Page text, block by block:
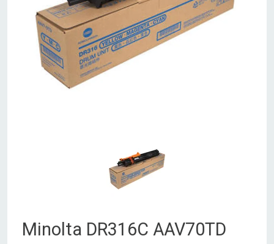
Minolta DR316C AAV70TD